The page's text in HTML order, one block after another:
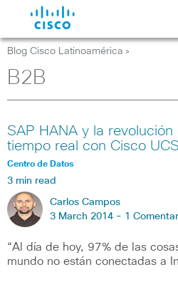
Blog Cisco Latinoamérica >
B2B
SAP HANA y la
tiempo real con Cisco UCS
Centro de Datos
3 min read
Carlos Campos
3 March 2014 - 1 Comentar
“Al día de hoy, 97% de las
mundo no están conectadas a